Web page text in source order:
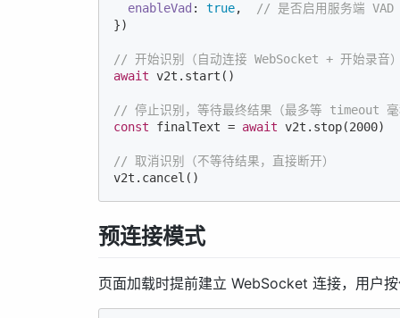
enableVad : true,
// 是否启用服务端
})
// 开始识别（自动连接 WebSocket + 开始录音
await v2t.start()
// 停止识别，等待最终结果（最多等 timeout 毫
const finalText = await v2t.stop(2000)
// 取消识别（不等待结果，直接断开）
v2t.cancel()
预连接模式
页面加载时提前建立 WebSocket 连接，用户